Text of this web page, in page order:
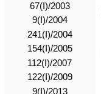
67(I)/2003
9(I)/2004
241(I)/2004
154(I)/2005
112(I)/2007
122(I)/2009
9(Ι)/2013